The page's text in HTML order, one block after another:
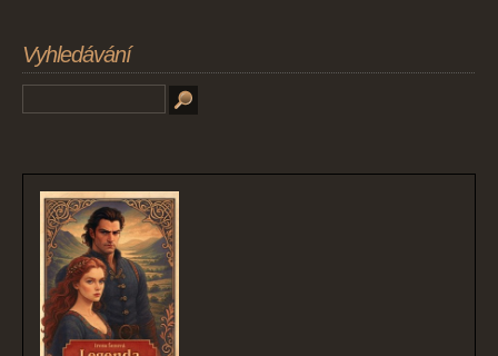
Vyhledávání